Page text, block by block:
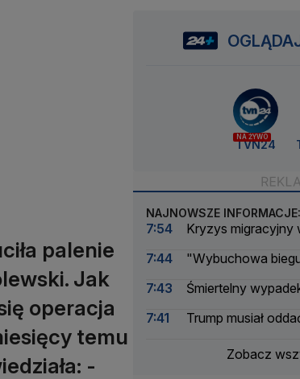
palenie
Jak
operacja
temu
-
NA ŻYWO
TVN24
NAJNOWSZE INFORMACJE:
7:54
Kryzys migracyjny
7:44
"Wybuchowa
7:43
Śmiertelny
7:41
Trump musiał
Zobacz